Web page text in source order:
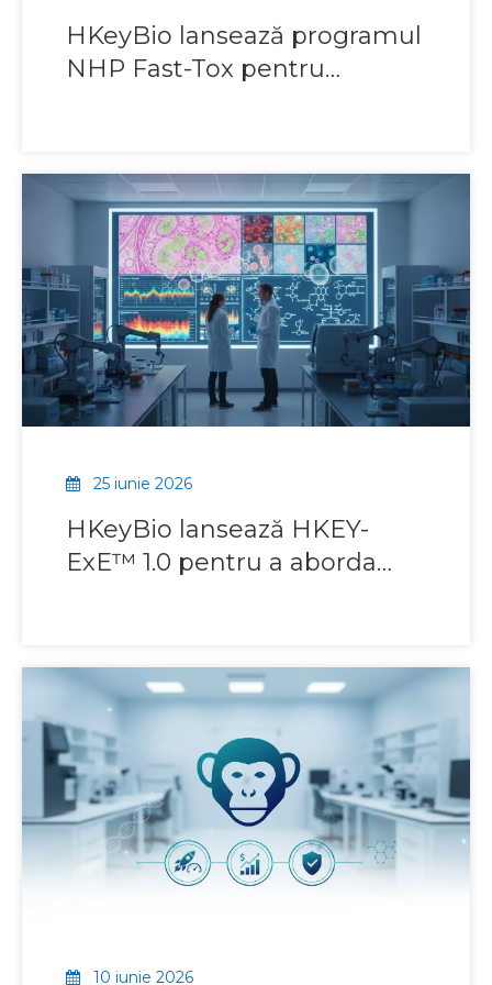
HKeyBio lansează programul
NHP Fast-Tox pentru
BPL
25 iunie 2026
HKeyBio lansează HKEY-
ExE™ 1.0 pentru a aborda
EoE și EgE
10 iunie 2026